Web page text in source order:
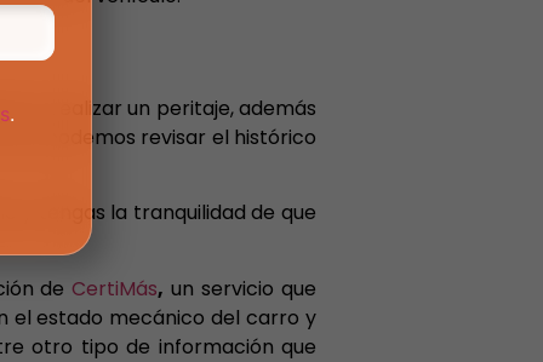
es realizar un peritaje, además
podemos revisar el histórico
y tengas la tranquilidad de que
deCertiMás, un servicio que
el estado mecánico del carro y
otro tipo de información que
.